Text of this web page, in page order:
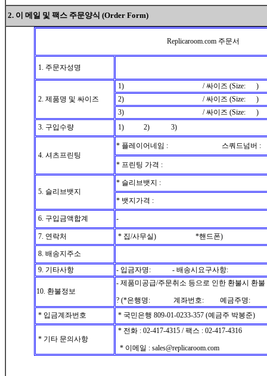
2. 이 메일 및 팩스 주문양식 (Order Form)
Replicaroom.com 주문서
1. 주문자성명
2. 제품명 및 싸이즈
1) / 싸이즈 (Size: )
2) / 싸이즈 (Size: )
3) / 싸이즈 (Size: )
3. 구입수량
1) 2) 3)
4. 셔츠프린팅
* 플레이어네임 : 스쿼드넘버 :
* 프린팅 가격 :
5. 슬리브뱃지
* 슬리브뱃지 :
* 뱃지가격 :
6. 구입금액합계 -
7. 연락처 * 집/사무실) *핸드폰)
8. 배송지주소
9. 기타사항
- 입금자명: - 배송시요구사항:
10. 환불정보
- 제품미공급/주문취소 등으로 인한 환불시 환
? (*은행명: 계좌번호: 예금주명:
* 입금계좌번호
* 국민은행 809-01-0233-357 (예금주 박봉준)
* 기타 문의사항
* 전화 : 02-417-4315 / 팩스 : 02-417-4316
* 이메일 : sales@replicaroom.com